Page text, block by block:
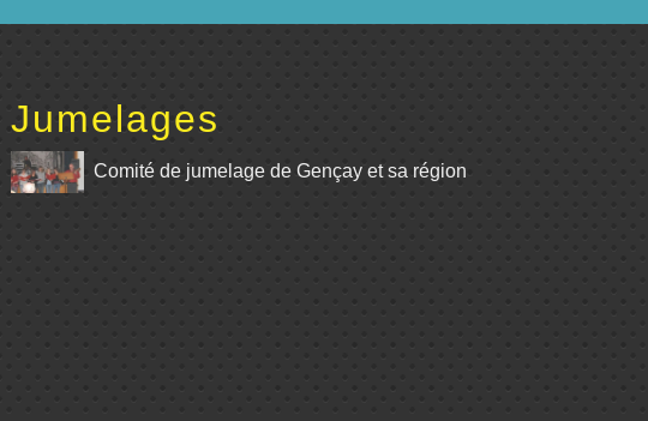
Jumelages
Comité de jumelage de Gençay et sa région